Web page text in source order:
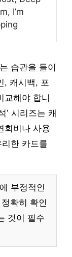
I’m
습관을 들이
, 캐시백, 포
교해야 합니
’ 시리즈는 캐
회비나 사용
한 카드를
부정적인
확히 확인
것이 필수